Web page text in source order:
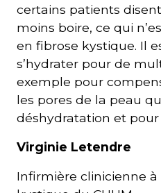
certains patients
moins boire, ce qui
en fibrose kystique. Il
s’hydrater pour de
exemple pour
les pores de la peau
déshydratation et
Virginie Letendre
Infirmière clinicienne